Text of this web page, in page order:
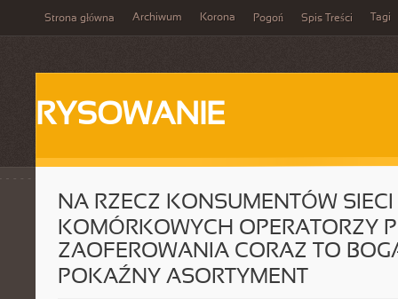
Strona główna Archiwum Korona Pogoń Spis Treści Tagi
RYSOWANIE
NA RZECZ KONSUMENTÓW SIECI
KOMÓRKOWYCH OPERATORZY
ZAOFEROWANIA CORAZ TO
POKAŹNY ASORTYMENT